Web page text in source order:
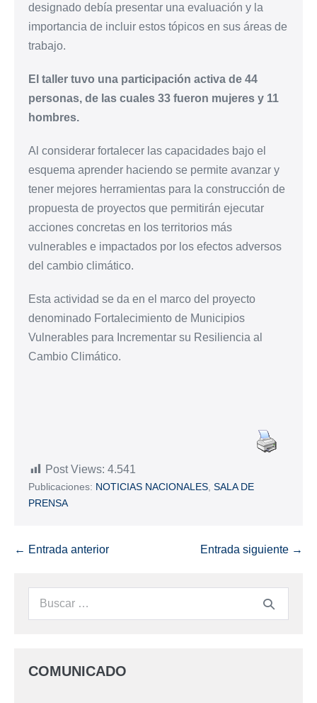
designado debía presentar una evaluación y la
importancia de incluir estos tópicos en sus áreas de
trabajo.
El taller tuvo una participación activa de 44
personas, de las cuales 33 fueron mujeres y 11
hombres.
Al considerar fortalecer las capacidades bajo el
esquema aprender haciendo se permite avanzar y
tener mejores herramientas para la construcción de
propuesta de proyectos que permitirán ejecutar
acciones concretas en los territorios más
vulnerables e impactados por los efectos adversos
del cambio climático.
Esta actividad se da en el marco del proyecto
denominado Fortalecimiento de Municipios
Vulnerables para Incrementar su Resiliencia al
Cambio Climático.
Post Views: 4.541
Publicaciones: NOTICIAS NACIONALES SALA DE
PRENSA
← Entrada anterior Entrada siguiente →
COMUNICADO